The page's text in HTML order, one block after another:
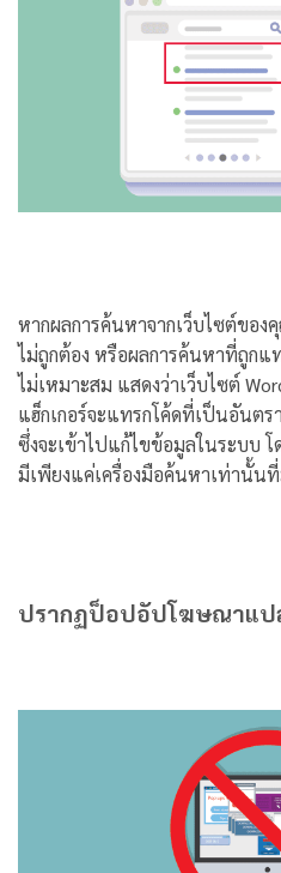
หากผลการค้นหาจากเว็บไซต์ขอ
ไม่ถูกต้อง หรือผลการค้นหาที่ถูกแ
ไม่เหมาะสม แสดงว่าเว็บไซต์
แฮ็กเกอร์จะแทรกโค้ดที่เป็นอันต
ซึ่งจะเข้าไปแก้ไขข้อมูลในระบบ
มีเพียงแค่เครื่องมือค้นหาเท่านั้น
ปรากฏป็อปอัปโฆษณาแป